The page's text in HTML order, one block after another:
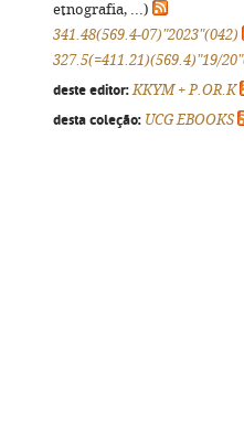
etnografia, ...)
341.48(569.4-07)"2023"(042)
327.5(=411.21)(569.4)"19/
deste editor: KKYM + P.OR.K
desta coleção: UCG EBOOKS